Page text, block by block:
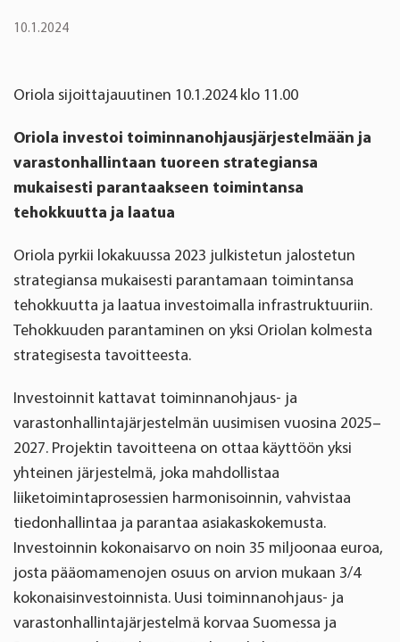
10.1.2024
Oriola sijoittajauutinen 10.1.2024 klo 11.00
Oriola investoi toiminnanohjausjärjestelmään ja
varastonhallintaan tuoreen strategiansa
mukaisesti parantaakseen toimintansa
tehokkuutta ja laatua
Oriola pyrkii lokakuussa 2023 julkistetun jalostetun
strategiansa mukaisesti parantamaan toimintansa
tehokkuutta ja laatua investoimalla infrastruktuuriin.
Tehokkuuden parantaminen on yksi Oriolan kolmesta
strategisesta tavoitteesta.
Investoinnit kattavat toiminnanohjaus- ja
varastonhallintajärjestelmän uusimisen vuosina 2025–
2027. Projektin tavoitteena on ottaa käyttöön yksi
yhteinen järjestelmä, joka mahdollistaa
liiketoimintaprosessien harmonisoinnin, vahvistaa
tiedonhallintaa ja parantaa asiakaskokemusta.
Investoinnin kokonaisarvo on noin 35 miljoonaa euroa,
josta pääomamenojen osuus on arvion mukaan 3/4
kokonaisinvestoinnista. Uusi toiminnanohjaus- ja
varastonhallintajärjestelmä korvaa Suomessa ja